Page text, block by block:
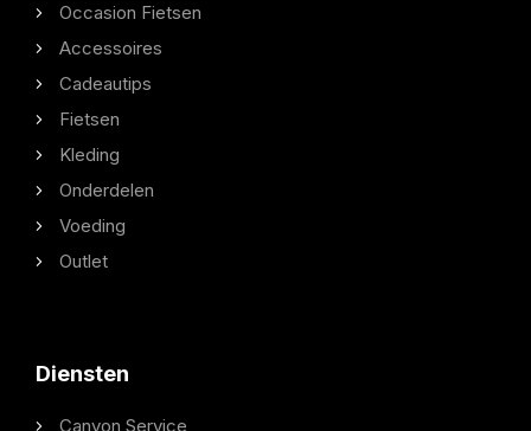
Occasion Fietsen
Accessoires
Cadeautips
Fietsen
Kleding
Onderdelen
Voeding
Outlet
Diensten
Canyon Service